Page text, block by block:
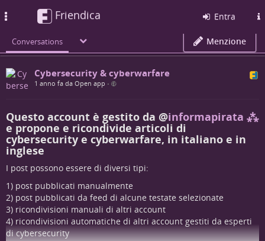
Friendica Entra
Conversations Menzione
Cybersecurity & cyberwarfare
1 anno fa da Open app •
Questo account è gestito da @informapirata ⁂
e propone e ricondivide articoli di
cybersecurity e cyberwarfare, in italiano e in
inglese
I post possono essere di diversi tipi:
1) post pubblicati manualmente
2) post pubblicati da feed di alcune testate selezionate
3) ricondivisioni manuali di altri account
4) ricondivisioni automatiche di altri account gestiti da esperti
di cybersecurity